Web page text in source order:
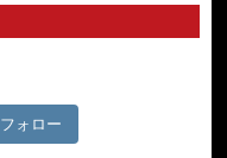
フォロー